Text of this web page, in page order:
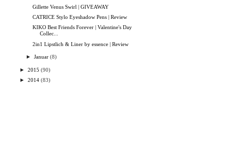
Gillette Venus Swirl | GIVEAWAY
CATRICE Stylo Eyeshadow Pens | Review
KIKO Best Friends Forever | Valentine's Day
Collec...
2in1 Lipstlich & Liner by essence | Review
►Januar (8)
► 2015 (90)
► 2014 (83)